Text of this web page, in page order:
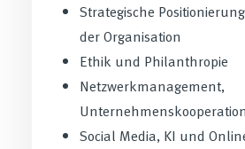
Strategische
der Organisation
Ethik und Philanthropie
Netzwerkmanagement,
Social Media, KI und